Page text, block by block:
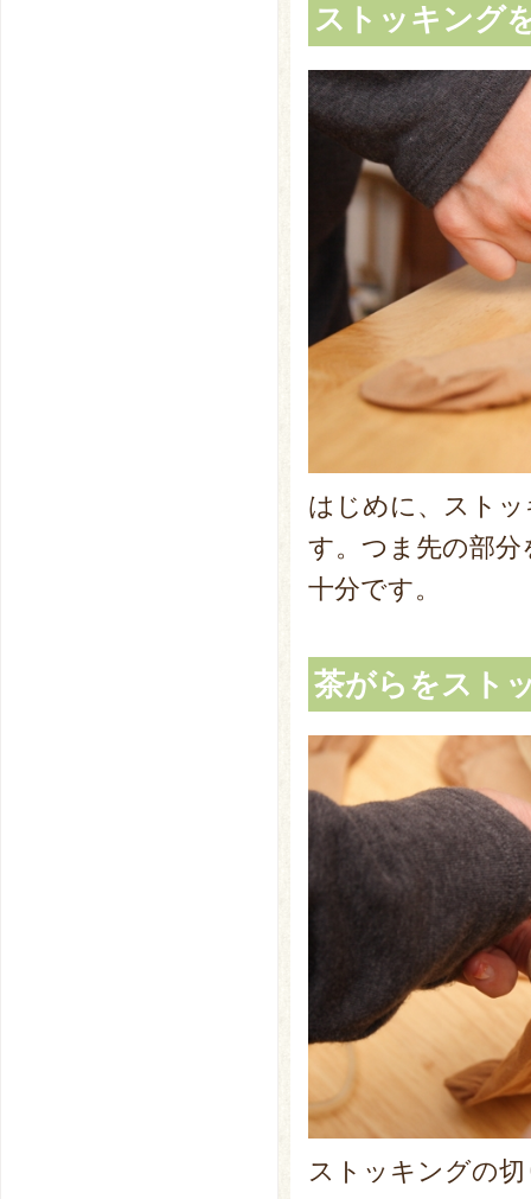
ストッキング
はじめに、スト
す。つま先の部
十分です。
茶がらをスト
ストッキングの